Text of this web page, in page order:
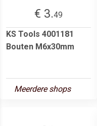
€ 3.49
KS Tools 4001181
Bouten M6x30mm
Meerdere shops